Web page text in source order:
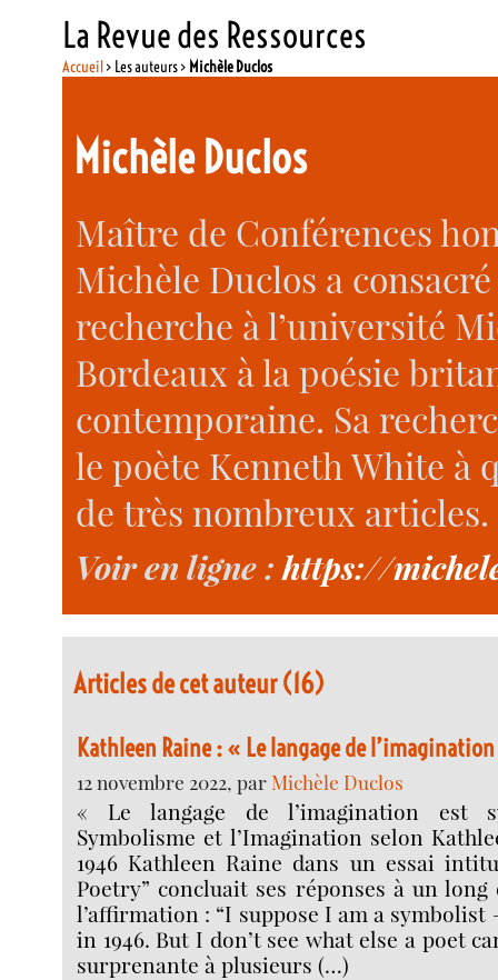
La Revue des Ressources
Accueil> Les auteurs > Michèle Duclos
Michèle Duclos
Maître de Conférences
Michèle Duclos a
recherche à l’université
Bordeaux à la poésie
contemporaine. Sa
le poète Kenneth White à
de très nombreux articles.
Voir en ligne : https://
Articles de cet auteur (16)
Kathleen Raine : « Le langage de
12 novembre 2022, parMichèle Duclos
« Le langage de l’imagination est
Symbolisme et l’Imagination selon
1946 Kathleen Raine dans un essai
Poetry” concluait ses réponses à un
l’affirmation : “I suppose I am a
in 1946. But I don’t see what else a poet
surprenante à plusieurs (…)